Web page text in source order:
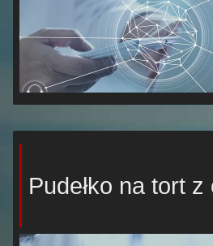
Pudełko na tort